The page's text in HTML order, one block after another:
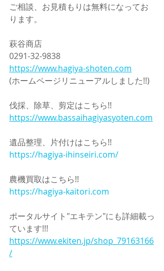
ご相談、お見積もりは無料になってお
ります。
萩谷商店
0291-32-9838
https://www.hagiya-shoten.com
(ホームページリニューアルしました!!)
伐採、除草、剪定はこちら!!
https://www.bassaihagiyasyoten.com
遺品整理、片付けはこちら!!
https://hagiya-ihinseiri.com/
農機買取はこちら!!
https://hagiya-kaitori.com
ポータルサイト"エキテン"にも詳細載っ
ています!!!
https://www.ekiten.jp/shop_79163166
/